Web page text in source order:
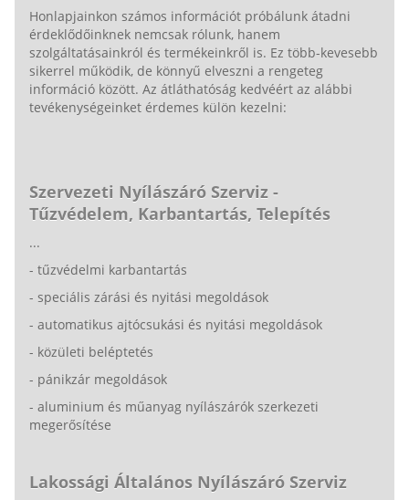
Honlapjainkon számos információt próbálunk átadni
érdeklődőinknek nemcsak rólunk, hanem
szolgáltatásainkról és termékeinkről is. Ez több-kevesebb
sikerrel működik, de könnyű elveszni a rengeteg
információ között. Az átláthatóság kedvéért az alábbi
tevékenységeinket érdemes külön kezelni:
Szervezeti Nyílászáró Szerviz -
Tűzvédelem, Karbantartás, Telepítés
...
- tűzvédelmi karbantartás
- speciális zárási és nyitási megoldások
- automatikus ajtócsukási és nyitási megoldások
- közületi beléptetés
- pánikzár megoldások
- aluminium és műanyag nyílászárók szerkezeti
megerősítése
Lakossági Általános Nyílászáró Szerviz